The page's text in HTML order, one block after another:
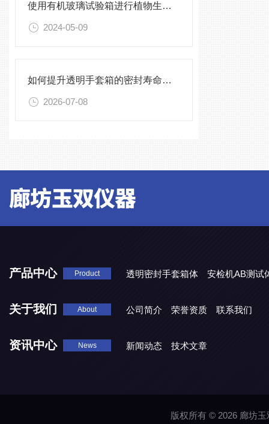
使用有机玻璃试验箱进行植物生长实验的方法与技巧
2024-05-09
如何提升透明手套箱的密封寿命？密封圈选型与保养须知
2026-07-08
产品中心 Product 透明密封手套箱体 安检机AB测试
关于我们 About 公司简介 荣誉资质 联系我们
资讯中心 News 新闻动态 技术文章
版权所有 © 2026 廊坊